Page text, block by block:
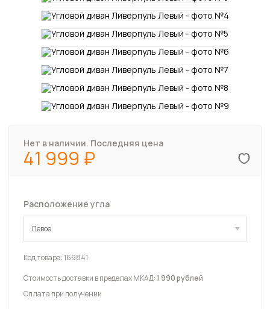
Нет в наличии. Последняя цена
41 999
Расположение угла
Левое
Левое
Код товара:169841
Стоимость доставки в пределах МКАД:1 990 рублей
Оплата при получении